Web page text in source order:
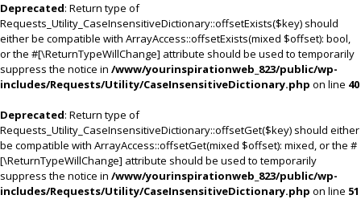
Deprecated: Return type of
Requests_Utility_CaseInsensitiveDictionary::offsetExists($key) should
either be compatible with ArrayAccess::offsetExists(mixed $offset): bool,
or the #[\ReturnTypeWillChange] attribute should be used to temporarily
suppress the notice in /www/yourinspirationweb_823/public/wp-
includes/Requests/Utility/CaseInsensitiveDictionary.php on line 40
Deprecated: Return type of
Requests_Utility_CaseInsensitiveDictionary::offsetGet($key) should either
be compatible with ArrayAccess::offsetGet(mixed $offset): mixed, or the #
[\ReturnTypeWillChange] attribute should be used to temporarily
suppress the notice in /www/yourinspirationweb_823/public/wp-
includes/Requests/Utility/CaseInsensitiveDictionary.php on line 51